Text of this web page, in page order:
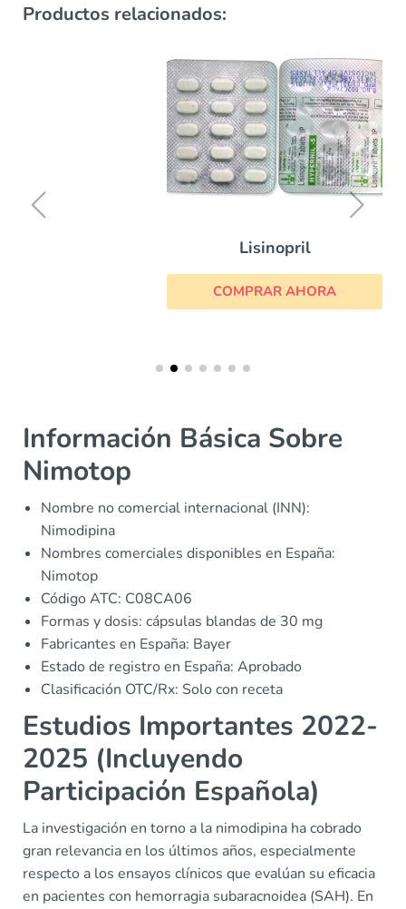
Productos relacionados:
COMPRAR AHORA
Información Básica Sobre
Nimotop
Nombre no comercial internacional (INN):
Nimodipina
Nombres comerciales disponibles en España:
Nimotop
Código ATC: C08CA06
Formas y dosis: cápsulas blandas de 30 mg
Fabricantes en España: Bayer
Estado de registro en España: Aprobado
Clasificación OTC/Rx: Solo con receta
Estudios Importantes 2022-
2025 (Incluyendo
Participación Española)
La investigación en torno a la nimodipina ha cobrado
gran relevancia en los últimos años, especialmente
respecto a los ensayos clínicos que evalúan su eficacia
en pacientes con hemorragia subaracnoidea (SAH). En